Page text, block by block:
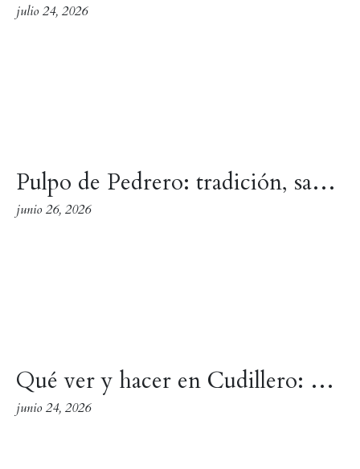
julio 24, 2026
Pulpo de Pedrero: tradición, sabor y mar en cada bocado
junio 26, 2026
Qué ver y hacer en Cudillero: guía completa para una escapada perfecta
junio 24, 2026